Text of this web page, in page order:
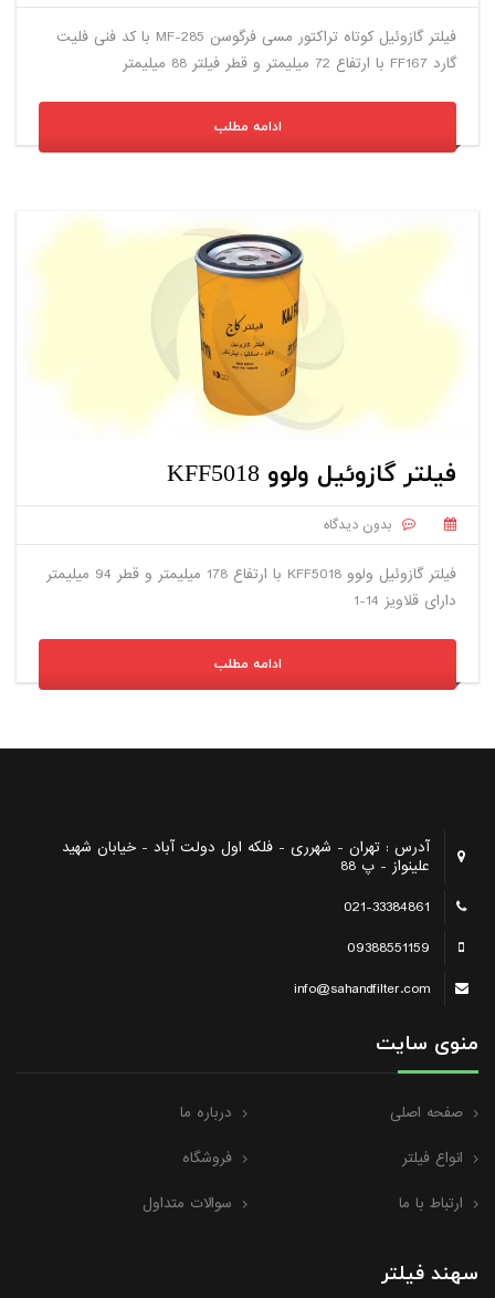
فیلتر گازوئیل کوتاه تراکتور مسی فرگوسن MF-285 با کد فنی فلیت
گارد FF167 با ارتفاع 72 میلیمتر و قطر فیلتر 88 میلیمتر
ادامه مطلب
فیلتر گازوئیل ولوو KFF5018
بدون دیدگاه
فیلتر گازوئیل ولوو KFF5018 با ارتفاع 178 میلیمتر و قطر 94 میلیمتر
دارای قلاویز 14-1
ادامه مطلب
آدرس : تهران - شهرری - فلکه اول دولت آباد - خیابان شهید
علینواز - پ 88
021-33384861
09388551159
info@sahandfilter.com
منوی سایت
صفحه اصلی درباره ما
انواع فیلتر فروشگاه
ارتباط با ما سوالات متداول
سهند فیلتر